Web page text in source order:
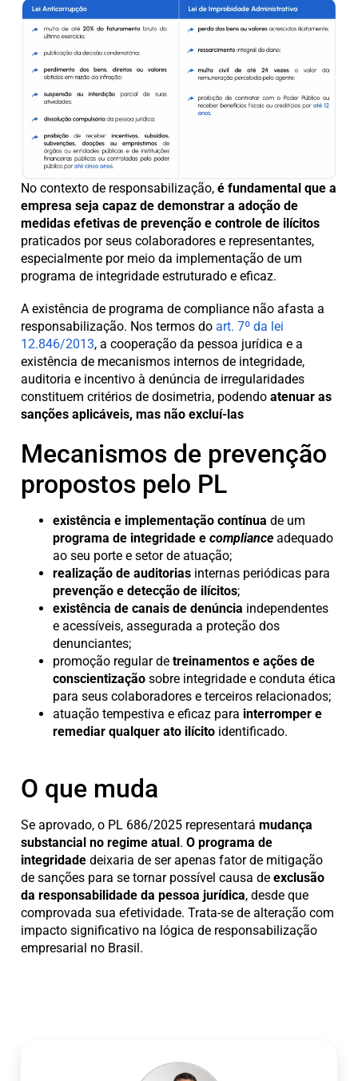
No contexto de responsabilização, é fundamental que a
empresa seja capaz de demonstrar a adoção de
medidas efetivas de prevenção e controle de ilícitos
praticados por seus colaboradores e representantes,
especialmente por meio da implementação de um
programa de integridade estruturado e eficaz.
A existência de programa de compliance não afasta a
responsabilização. Nos termos do art. 7º da lei
12.846/2013, a cooperação da pessoa jurídica e a
existência de mecanismos internos de integridade,
auditoria e incentivo à denúncia de irregularidades
constituem critérios de dosimetria, podendo atenuar as
sanções aplicáveis, mas não excluí-las
Mecanismos de prevenção
propostos pelo PL
existência e implementação contínua de um
programa de integridade e compliance adequado
ao seu porte e setor de atuação;
realização de auditorias internas periódicas para
prevenção e detecção de ilícitos;
existência de canais de denúncia independentes
e acessíveis, assegurada a proteção dos
denunciantes;
promoção regular de treinamentos e ações de
conscientização sobre integridade e conduta ética
para seus colaboradores e terceiros relacionados;
atuação tempestiva e eficaz para interromper e
remediar qualquer ato ilícito identificado.
O que muda
Se aprovado, o PL 686/2025 representará mudança
substancial no regime atual . O programa de
integridade deixaria de ser apenas fator de mitigação
de sanções para se tornar possível causa de exclusão
da responsabilidade da pessoa jurídica, desde que
comprovada sua efetividade. Trata-se de alteração com
impacto significativo na lógica de responsabilização
empresarial no Brasil.